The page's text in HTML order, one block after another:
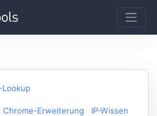
Lookup
Chrome-Erweiterung
IP-Wissen